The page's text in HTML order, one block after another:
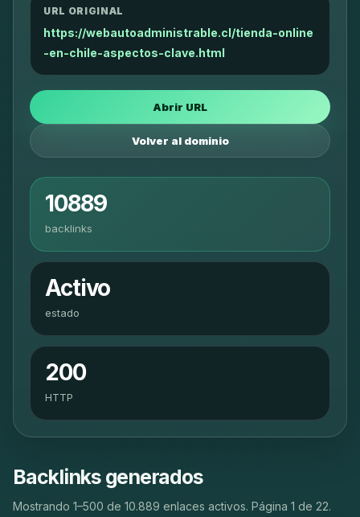
URL ORIGINAL
https://webautoadministrable.cl/tienda-online
-en-chile-aspectos-clave.html
Abrir URL
Volver al dominio
10889
backlinks
Activo
estado
200
HTTP
Backlinks generados
Mostrando 1–500 de 10.889 enlaces activos. Página 1 de 22.